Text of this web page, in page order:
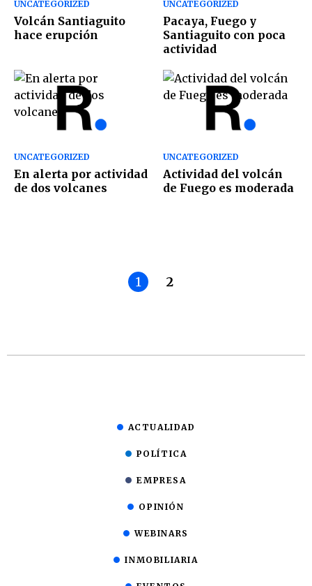
UNCATEGORIZED
Volcán Santiaguito
hace erupción
UNCATEGORIZED
Pacaya, Fuego y
Santiaguito con poca
actividad
UNCATEGORIZED
En alerta por actividad
de dos volcanes
UNCATEGORIZED
Actividad del volcán
de Fuego es moderada
1 2
ACTUALIDAD
POLÍTICA
EMPRESA
OPINIÓN
WEBINARS
INMOBILIARIA